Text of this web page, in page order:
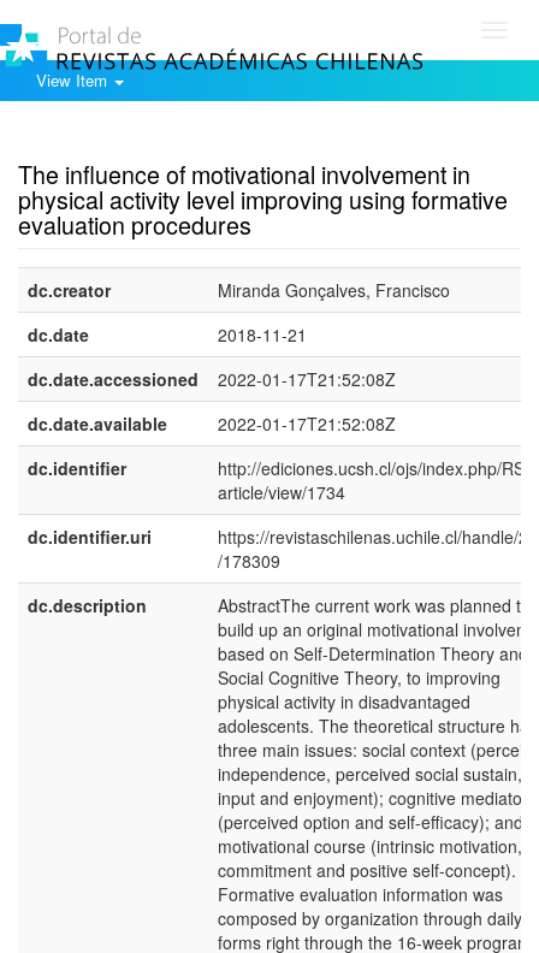
View Item
The influence of motivational involvement in
physical activity level improving using formative
evaluation procedures
dc.creator
Miranda Gonçalves, Francisco
dc.date
2018-11-21
dc.date.accessioned
2022-01-17T21:52:08Z
dc.date.available
2022-01-17T21:52:08Z
dc.identifier
http://ediciones.ucsh.cl/ojs/index.php/
article/view/1734
dc.identifier.uri
https://revistaschilenas.uchile.cl/handle/
/178309
dc.description
AbstractThe current work was planned to
build up an original motivational
based on Self-Determination Theory and
Social Cognitive Theory, to improving
physical activity in disadvantaged
adolescents. The theoretical structure has
three main issues: social context
independence, perceived social sustain,
input and enjoyment); cognitive mediators
(perceived option and self-efficacy); and
motivational course (intrinsic motivation,
commitment and positive self-concept).
Formative evaluation information was
composed by organization through daily
forms right through the 16-week program